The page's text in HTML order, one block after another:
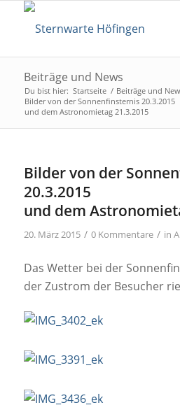
Beiträge und News
Du bist hier: Startseite / Beiträge und
Bilder von der Sonnenfinsternis 20.3.2015
und dem Astronomietag 21.3.2015
Bilder von der
20.3.2015
und dem
20. März 2015 / 0 Kommentare / in
Das Wetter bei der
der Zustrom der Besucher